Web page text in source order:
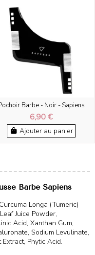
Barbe - Noir - Sapiens
6,90 €
Ajouter au panier
Barbe Sapiens
Longa (Tumeric)
Juice Powder,
Acid, Xanthan Gum,
Sodium Levulinate,
Phytic Acid.